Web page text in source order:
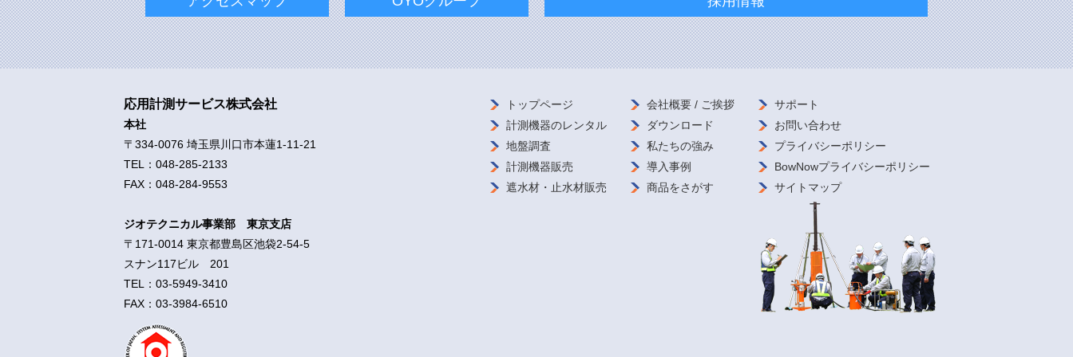
応用計測サービス株式会社
本社
〒334-0076 埼玉県川口市本蓮1-11-21
TEL：048-285-2133
FAX：048-284-9553
ジオテクニカル事業部 東京支店
〒171-0014 東京都豊島区池袋2-54-5
スナン117ビル 201
TEL：03-5949-3410
FAX：03-3984-6510
トップページ
計測機器のレンタル
地盤調査
計測機器販売
遮水材・ 止水材販売
会社概要 / ご挨拶
ダウンロード
私たちの強み
導入事例
商品をさがす
サポート
お問い合わせ
プライバシーポリシー
BowNowプライバシーポリシー
サイトマップ